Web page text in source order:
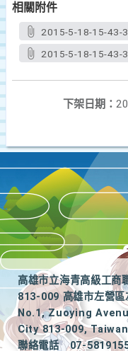
相關附件
2015-5-18-15-43-
2015-5-18-15-43-
下架日期：
高雄市立海青高級工商
813-009 高雄市左營區
No.1, Zuoying
City 813-009,
聯絡電話
07-